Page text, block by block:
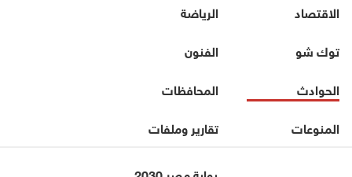
الاقتصاد
الرياضة
توك شو
الفنون
الحوادث
المحافظات
المنوعات
تقارير وملفات